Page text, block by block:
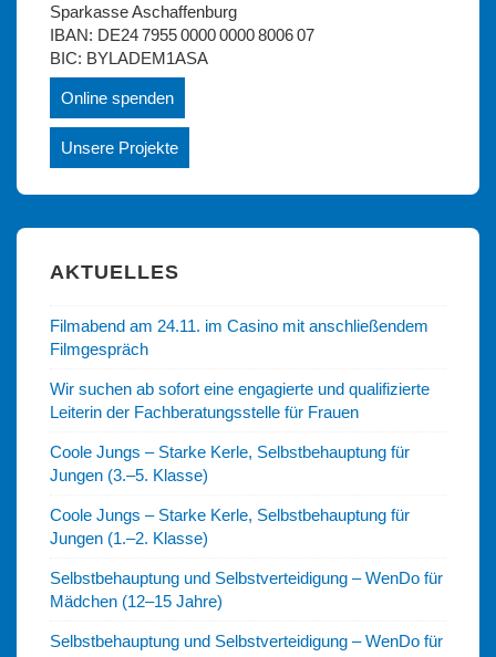
Sparkasse Aschaffenburg
IBAN: DE24 7955 0000 0000 8006 07
BIC: BYLADEM1ASA
Online spenden
Unsere Projekte
AKTUELLES
Filmabend am 24.11. im Casino mit anschließendem
Filmgespräch
Wir suchen ab sofort eine engagierte und qualifizierte
Leiterin der Fachberatungsstelle für Frauen
Coole Jungs – Starke Kerle, Selbstbehauptung für
Jungen (3.–5. Klasse)
Coole Jungs – Starke Kerle, Selbstbehauptung für
Jungen (1.–2. Klasse)
Selbstbehauptung und Selbstverteidigung – WenDo für
Mädchen (12–15 Jahre)
Selbstbehauptung und Selbstverteidigung – WenDo für